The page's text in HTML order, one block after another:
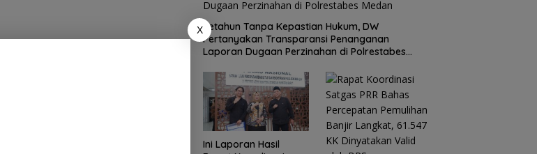
Setahun Tanpa Kepastian Hukum, DW
Pertanyakan Transparansi Penanganan
Laporan Dugaan Perzinahan di Polrestabes
Ini Laporan Hasil
X